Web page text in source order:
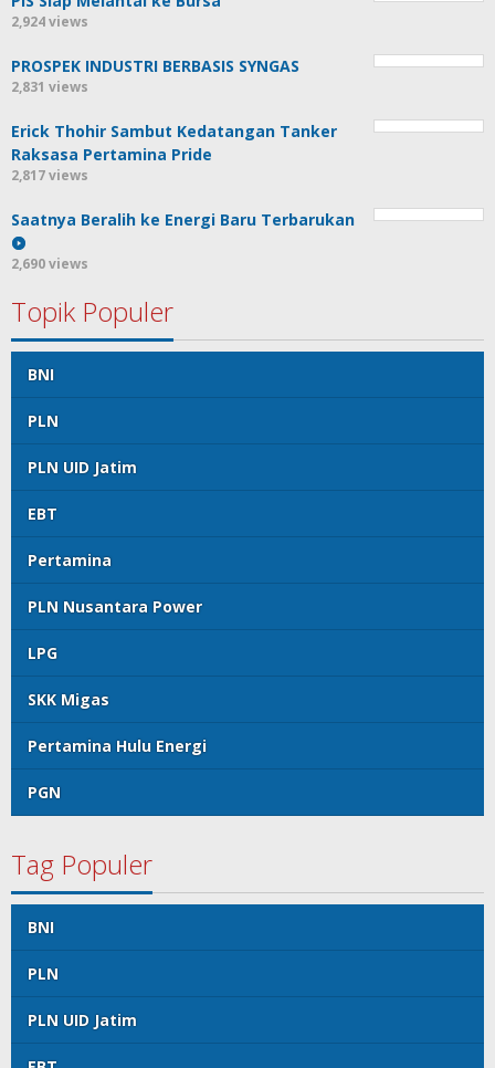
2,924 views
PROSPEK INDUSTRI BERBASIS SYNGAS
2,831 views
Erick Thohir Sambut Kedatangan Tanker
Raksasa Pertamina Pride
2,817 views
Saatnya Beralih ke Energi Baru Terbarukan
2,690 views
Topik Populer
BNI
PLN
PLN UID Jatim
EBT
Pertamina
PLN Nusantara Power
LPG
SKK Migas
Pertamina Hulu Energi
PGN
Tag Populer
BNI
PLN
PLN UID Jatim